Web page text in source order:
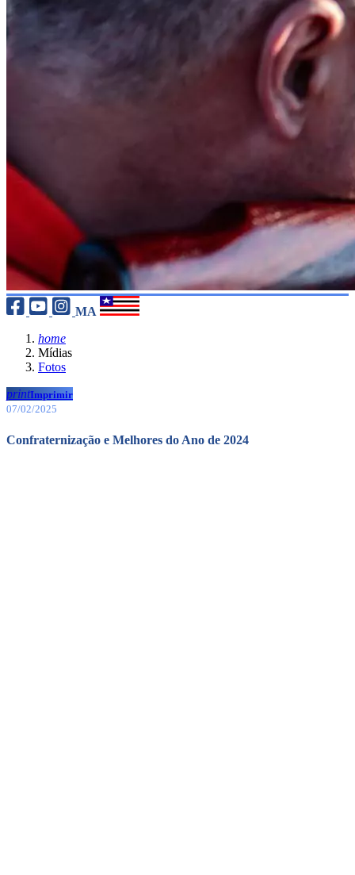
MA
home
Mídias
Fotos
printImprimir
07/02/2025
Confraternização e Melhores do Ano de 2024